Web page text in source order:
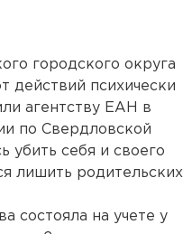
городского округа
действий психически
агентству ЕАН в
по Свердловской
убить себя и своего
лишить родительских
состояла на учете у